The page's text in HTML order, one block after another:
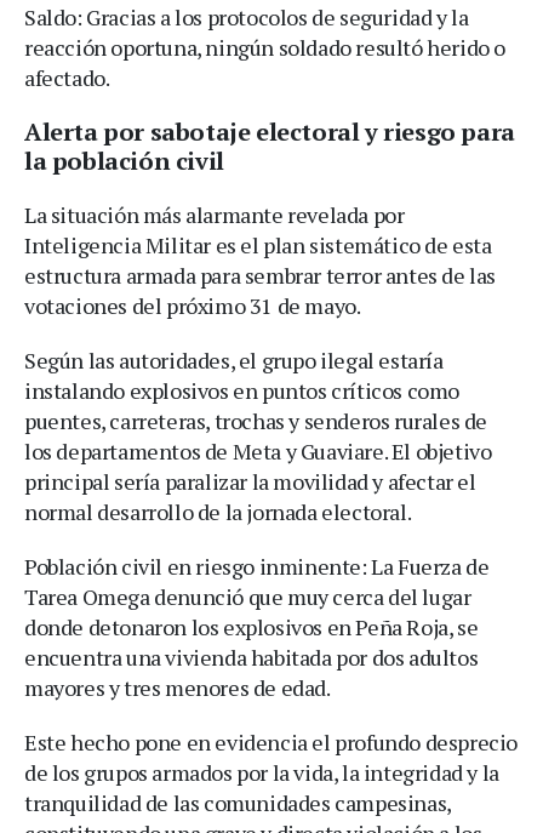
Saldo: Gracias a los protocolos de seguridad y la
reacción oportuna, ningún soldado resultó herido o
afectado.
Alerta por sabotaje electoral y riesgo para
la población civil
La situación más alarmante revelada por
Inteligencia Militar es el plan sistemático de esta
estructura armada para sembrar terror antes de las
votaciones del próximo 31 de mayo.
Según las autoridades, el grupo ilegal estaría
instalando explosivos en puntos críticos como
puentes, carreteras, trochas y senderos rurales de
los departamentos de Meta y Guaviare. El objetivo
principal sería paralizar la movilidad y afectar el
normal desarrollo de la jornada electoral.
Población civil en riesgo inminente: La Fuerza de
Tarea Omega denunció que muy cerca del lugar
donde detonaron los explosivos en Peña Roja, se
encuentra una vivienda habitada por dos adultos
mayores y tres menores de edad.
Este hecho pone en evidencia el profundo desprecio
de los grupos armados por la vida, la integridad y la
tranquilidad de las comunidades campesinas,